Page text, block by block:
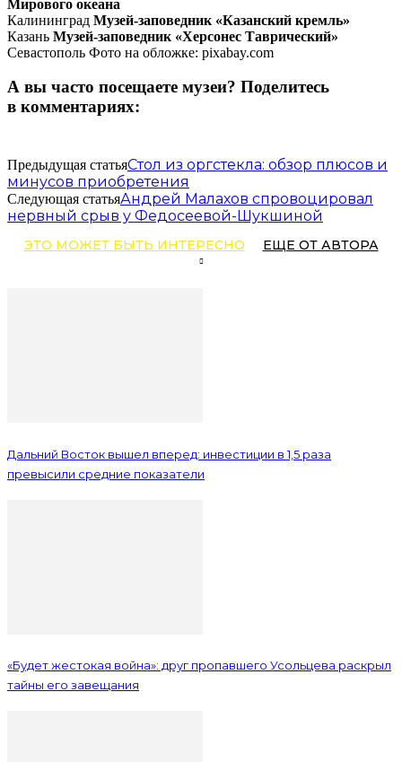
Мирового океана
Калининград Музей-заповедник «Казанский кремль»
Казань Музей-заповедник «Херсонес Таврический»
Севастополь Фото на обложке: pixabay.com
А вы часто посещаете музеи? Поделитесь
в комментариях:
Предыдущая статьяСтол из оргстекла: обзор плюсов и
минусов приобретения
Следующая статьяАндрей Малахов спровоцировал
нервный срыв у Федосеевой-Шукшиной
ЭТО МОЖЕТ БЫТЬ ИНТЕРЕСНО ЕЩЕ ОТ АВТОРА
Дальний Восток вышел вперед: инвестиции в 1,5 раза
превысили средние показатели
«Будет жестокая война»: друг пропавшего Усольцева раскрыл
тайны его завещания